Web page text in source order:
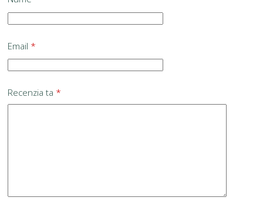
Email *
Recenzia ta *